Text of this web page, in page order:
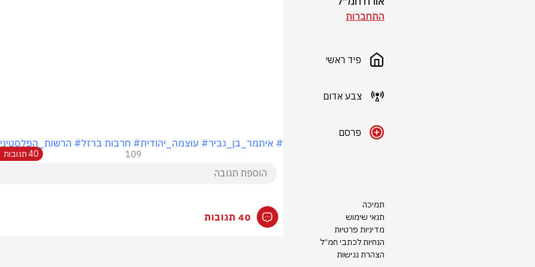
התחברות
פיד ראשי
צבע אדום
פרסם
תמיכה
תנאי שימוש
מדיניות פרטיות
הנחיות לכתבי חמ״ל
הצהרת נגישות
# איתמר_בן_גביר# עוצמה_יהודית# חרבות ברזל#
109 40 תגובות
40 תגובות